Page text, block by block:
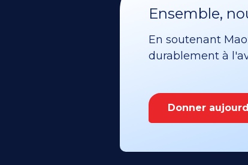
Ensemble,
En soutenant
durablement à
Donner